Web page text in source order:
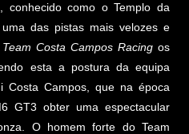
conhecido como o Templo da
das pistas mais velozes e
Team Costa Campos Racingos
esta a postura da equipa
Costa Campos, que na época
GT3 obter uma espectacular
O homem forte do Team